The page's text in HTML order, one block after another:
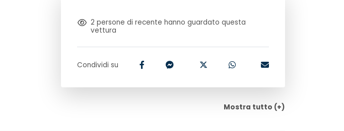
2 persone di recente hanno guardato questa
vettura
Condividi su
Mostra tutto (+)